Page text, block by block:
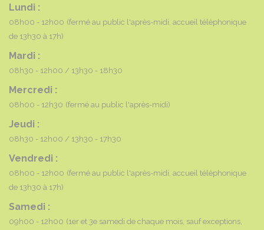
Lundi :
08h00 - 12h00 (fermé au public l'après-midi, accueil téléphonique
de 13h30 à 17h)
Mardi :
08h30 - 12h00 13h30 - 18h30
Mercredi :
08h00 - 12h30 (fermé au public l'après-midi)
Jeudi :
08h30 - 12h00 13h30 - 17h30
Vendredi :
08h00 - 12h00 (fermé au public l'après-midi, accueil téléphonique
de 13h30 à 17h)
Samedi :
09h00 - 12h00 (1er et 3e samedi de chaque mois, sauf exceptions,